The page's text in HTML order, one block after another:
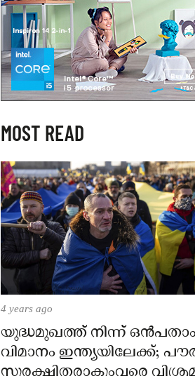
MOST READ
4 years ago
യുദ്ധമുഖത്ത് നിന്ന്
വിമാനം ഇന്ത്യയിലേക്ക്;